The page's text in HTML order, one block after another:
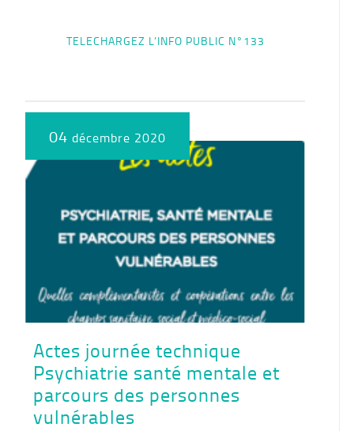
TELECHARGEZ L’INFO PUBLIC N°133
04 décembre 2020
Actes journée technique
Psychiatrie santé mentale et
parcours des personnes
vulnérables